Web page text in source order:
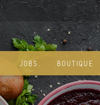
JOBS BOUTIQUE